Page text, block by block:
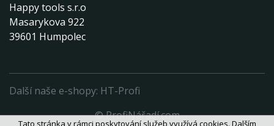
Happy tools s.r.o
Masarykova 922
39601 Humpolec
Další naše e-shopy: HT-Profi
© ProfiNářadí.com
Tato stránka v rámci poskytování služeb využívá cookies. Dalším